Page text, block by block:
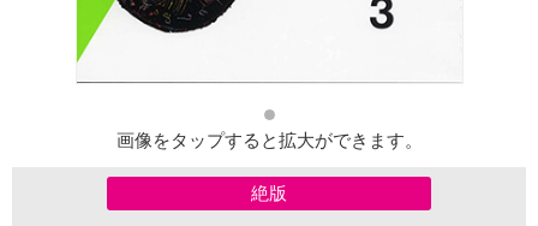
画像をタップすると拡大ができます。
絶版